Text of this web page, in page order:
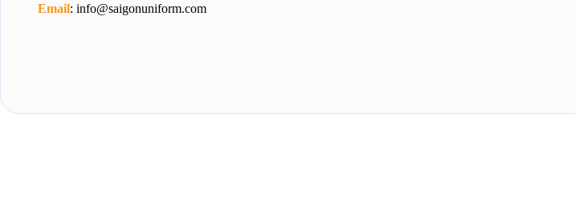
Email: info@saigonuniform.com